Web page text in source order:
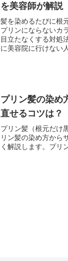
を美容師が解説
髪を染めるたびに根
プリンにならないカ
目立たなくする対処
に美容院に行けない
プリン髪の染め
直せるコツは？
プリン髪（根元だけ
リン髪の染め方から
く解説します。プリ